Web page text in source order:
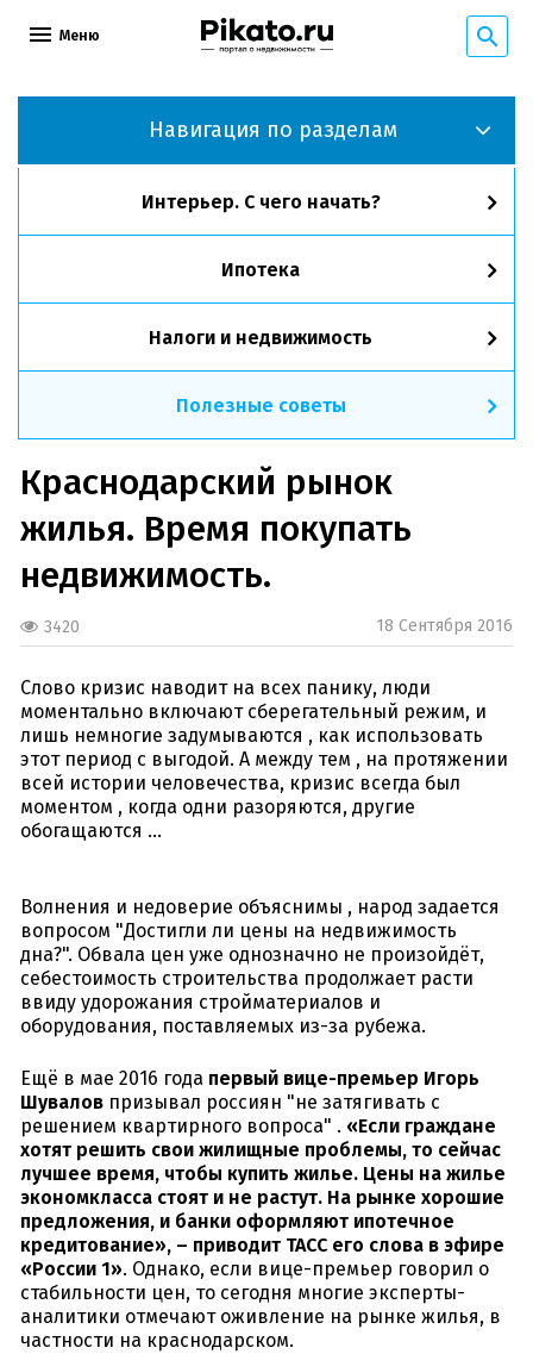
Меню
Навигация по разделам
Интерьер. С чего начать?
Ипотека
Налоги и недвижимость
Полезные советы
Краснодарский рынок
жилья. Время покупать
недвижимость.
3420 18 Сентября 2016
Слово кризис наводит на всех панику, люди
моментально включают сберегательный режим, и
лишь немногие задумываются , как использовать
этот период с выгодой. А между тем , на протяжении
всей истории человечества, кризис всегда был
моментом , когда одни разоряются, другие
обогащаются ...
Волнения и недоверие объяснимы , народ задается
вопросом "Достигли ли цены на недвижимость
дна?". Обвала цен уже однозначно не произойдёт,
себестоимость строительства продолжает расти
ввиду удорожания стройматериалов и
оборудования, поставляемых из-за рубежа.
Ещё в мае 2016 года первый вице-премьер Игорь
Шувалов призывал россиян "не затягивать с
решением квартирного вопроса" . «Если граждане
хотят решить свои жилищные проблемы, то сейчас
лучшее время, чтобы купить жилье. Цены на жилье
экономкласса стоят и не растут. На рынке хорошие
предложения, и банки оформляют ипотечное
кредитование», – приводит ТАСС его слова в эфире
«России 1». Однако, если вице-премьер говорил о
стабильности цен, то сегодня многие эксперты-
аналитики отмечают оживление на рынке жилья, в
частности на краснодарском.